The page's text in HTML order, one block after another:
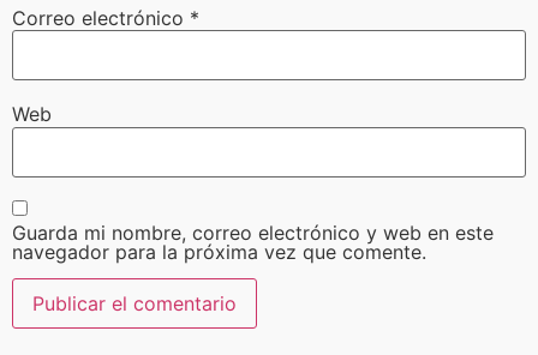
Correo electrónico *
Web
Guarda mi nombre, correo electrónico y web en este
navegador para la próxima vez que comente.